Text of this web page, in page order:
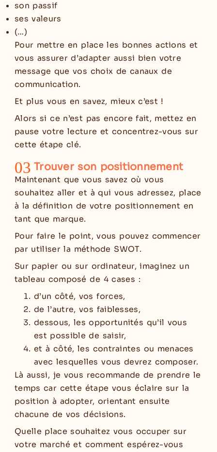
son passif
ses valeurs
(…)
Pour mettre en place les bonnes actions et
vous assurer d’adapter aussi bien votre
message que vos choix de canaux de
communication.
Et plus vous en savez, mieux c’est !
Alors si ce n’est pas encore fait, mettez en
pause votre lecture et concentrez-vous sur
cette étape clé.
03 Trouver son positionnement
Maintenant que vous savez où vous
souhaitez aller et à qui vous adressez, place
à la définition de votre positionnement en
tant que marque.
Pour faire le point, vous pouvez commencer
par utiliser la méthode SWOT.
Sur papier ou sur ordinateur, imaginez un
tableau composé de 4 cases :
d’un côté, vos forces,
de l’autre, vos faiblesses,
dessous, les opportunités qu’il vous
est possible de saisir,
et à côté, les contraintes ou menaces
avec lesquelles vous devrez composer.
Là aussi, je vous recommande de prendre le
temps car cette étape vous éclaire sur la
position à adopter, orientant ensuite
chacune de vos décisions.
Quelle place souhaitez vous occuper sur
votre marché et comment espérez-vous